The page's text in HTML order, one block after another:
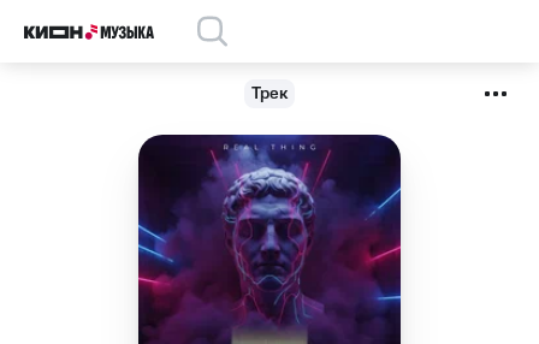
Трек